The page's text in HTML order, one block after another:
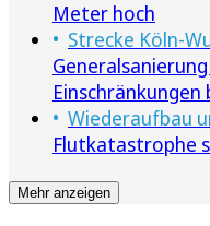
Meter hoch
Strecke Köln-
Einschränkungen
Wiederaufbau
Flutkatastrophe
Mehr anzeigen